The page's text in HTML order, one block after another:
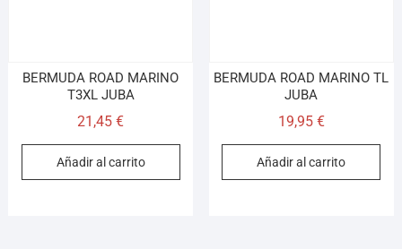
BERMUDA ROAD MARINO
T3XL JUBA
21,45€
Añadir al carrito
BERMUDA ROAD MARINO TL
JUBA
19,95 €
Añadir al carrito